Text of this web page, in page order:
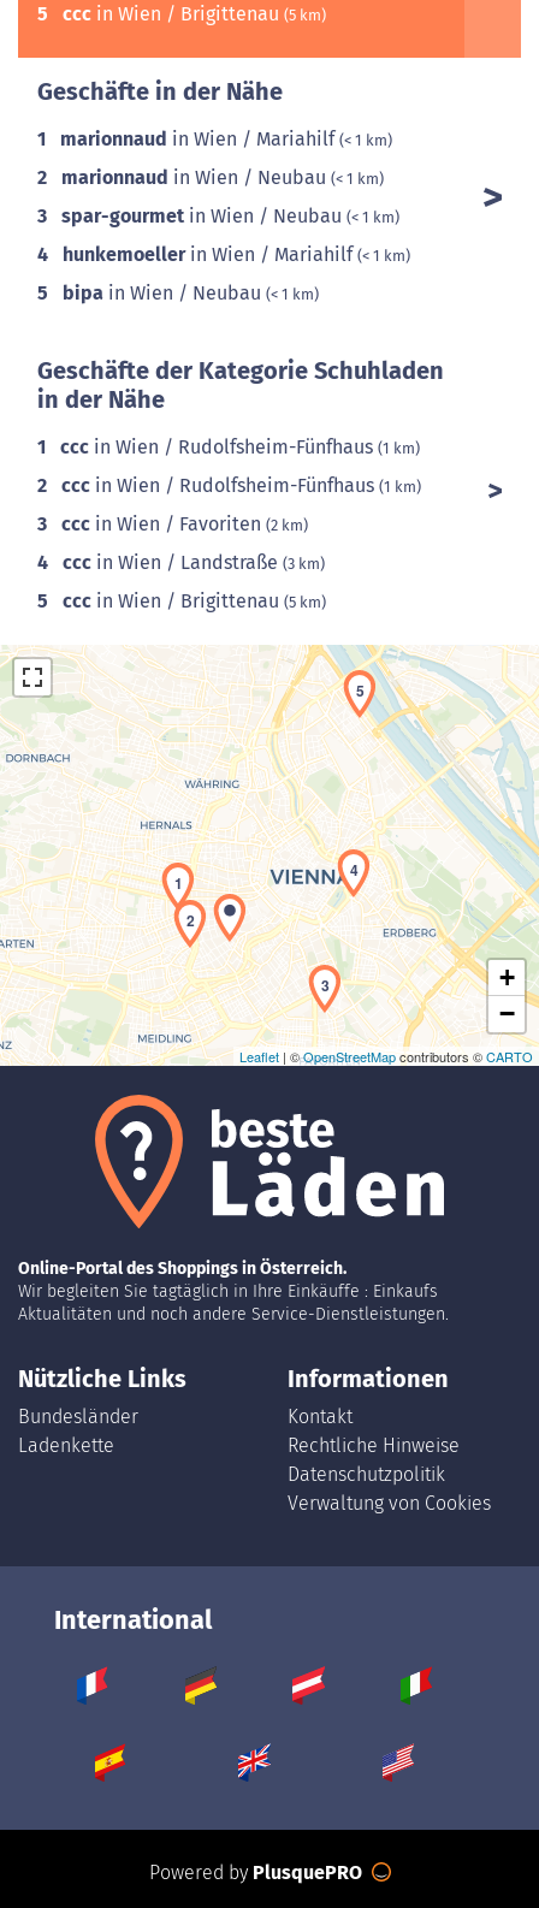
5 ccc in Wien / Brigittenau (5 km)
Geschäfte in der Nähe
1 marionnaud in Wien / Mariahilf(< 1 km)
2 marionnaud in Wien / Neubau (< 1 km)
3 spar-gourmet in Wien / Neubau (< 1 km)
4 hunkemoellerin Wien / Mariahilf(< 1 km)
5 bipa in Wien / Neubau (< 1 km)
Geschäfte der Kategorie Schuhladen
in der Nähe
1 ccc in Wien / Rudolfsheim-Fünfhaus (1 km)
2 ccc in Wien / Rudolfsheim-Fünfhaus (1 km)
3 ccc in Wien / Favoriten (2 km)
4 ccc in Wien / Landstraße (3 km)
5 ccc in Wien / Brigittenau (5 km)
Laden der Karte...
1
2
3
4
5
+
−
Leaflet | ©OpenStreetMapcontributors ©CARTO
Online-Portal des Shoppings in Österreich.
Wir begleiten Sie tagtäglich in Ihre Einkäuffe : Einkaufs
Aktualitäten und noch andere Service-Dienstleistungen.
Nützliche Links
Bundesländer
Ladenkette
Informationen
Kontakt
Rechtliche Hinweise
Datenschutzpolitik
Verwaltung von Cookies
International
Powered by PlusquePRO